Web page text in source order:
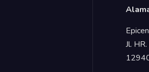
Jl.